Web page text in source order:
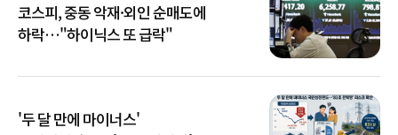
코스피, 중동 악재·외인 순매도에
하락…"하이닉스 또 급락"
'두 달 만에 마이너스'